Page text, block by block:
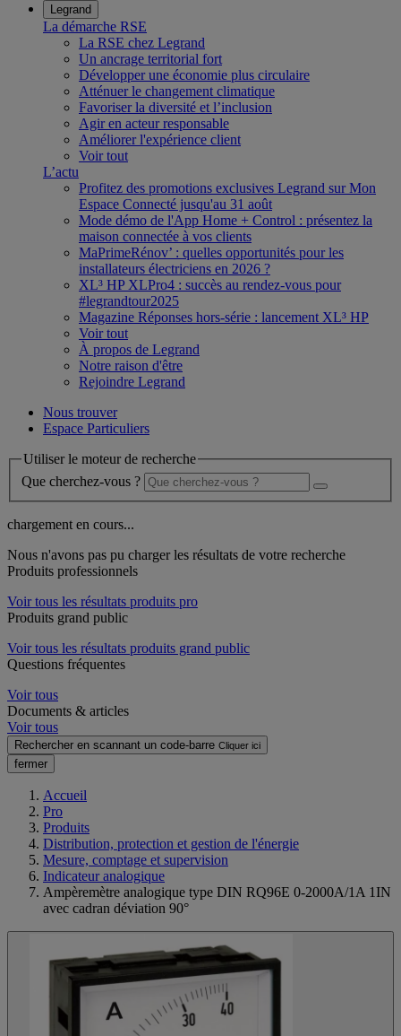
Legrand
La démarche RSE
La RSE chez Legrand
Un ancrage territorial fort
Développer une économie plus circulaire
Atténuer le changement climatique
Favoriser la diversité et l’inclusion
Agir en acteur responsable
Améliorer l'expérience client
Voir tout
L’actu
Profitez des promotions exclusives Legrand sur Mon
Espace Connecté jusqu'au 31 août
Mode démo de l'App Home + Control : présentez la
maison connectée à vos clients
MaPrimeRénov’ : quelles opportunités pour les
installateurs électriciens en 2026 ?
XL³ HP XLPro4 : succès au rendez-vous pour
#legrandtour2025
Magazine Réponses hors-série : lancement XL³ HP
Voir tout
À propos de Legrand
Notre raison d'être
Rejoindre Legrand
Nous trouver
Espace Particuliers
Utiliser le moteur de recherche
Que cherchez-vous ?
chargement en cours...
Nous n'avons pas pu charger les résultats de votre recherche
Produits professionnels
Voir tous les résultats produits pro
Produits grand public
Voir tous les résultats produits grand public
Questions fréquentes
Voir tous
Documents & articles
Voir tous
Rechercher en scannant un code-barre Cliquer ici
fermer
Accueil
Pro
Produits
Distribution, protection et gestion de l'énergie
Mesure, comptage et supervision
Indicateur analogique
Ampèremètre analogique type DIN RQ96E 0-2000A/1A 1IN
avec cadran déviation 90°